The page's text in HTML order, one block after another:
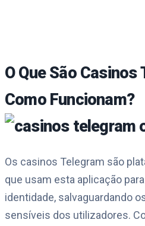
O Que São Casinos
Como Funcionam?
Os casinos Telegram são
que usam esta aplicação
identidade, salvaguardando
sensíveis dos utilizadores.